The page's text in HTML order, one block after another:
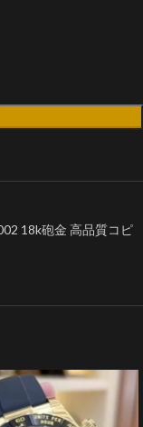
18k砲金 高品質コピ